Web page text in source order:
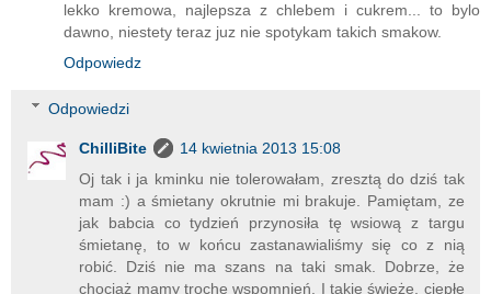
lekko kremowa, najlepsza z chlebem i cukrem... to bylo
dawno, niestety teraz juz nie spotykam takich smakow.
Odpowiedz
Odpowiedzi
ChilliBite
14 kwietnia 2013 15:08
Oj tak i ja kminku nie tolerowałam, zresztą do dziś tak
mam :) a śmietany okrutnie mi brakuje. Pamiętam, ze
jak babcia co tydzień przynosiła tę wsiową z targu
śmietanę, to w końcu zastanawialiśmy się co z nią
robić. Dziś nie ma szans na taki smak. Dobrze, że
chociaż mamy trochę wspomnień. I takie świeże, ciepłe